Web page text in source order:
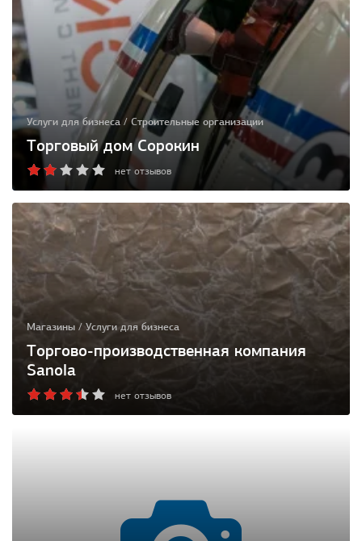
Услуги для бизнеса / Строительные организации
Торговый дом Сорокин
нет отзывов
Магазины / Услуги для бизнеса
Торгово-производственная компания
Sanola
нет отзывов